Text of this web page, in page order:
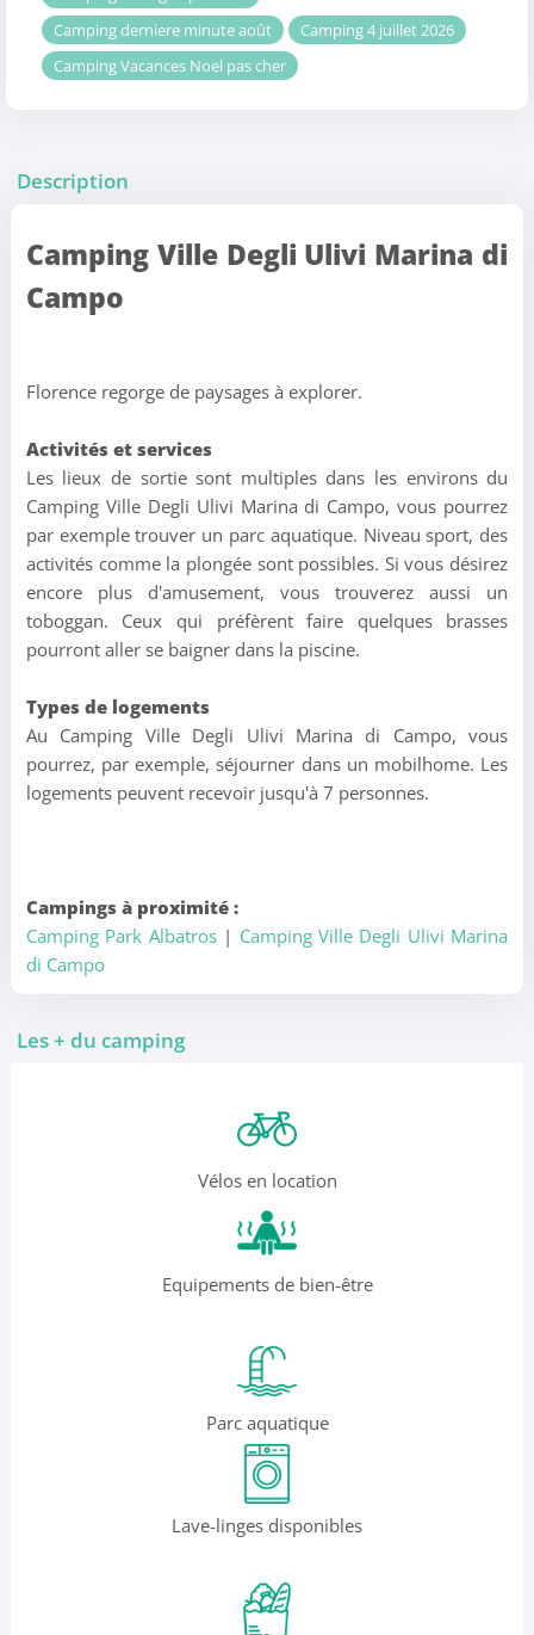
Camping derniere minute août
Camping 4 juillet 2026
Camping Vacances Noel pas cher
Description
Camping Ville Degli Ulivi Marina di
Campo
Florence regorge de paysages à explorer.
Activités et services
Les lieux de sortie sont multiples dans les environs du
Camping Ville Degli Ulivi Marina di Campo, vous pourrez
par exemple trouver un parc aquatique. Niveau sport, des
activités comme la plongée sont possibles. Si vous désirez
encore plus d'amusement, vous trouverez aussi un
toboggan. Ceux qui préfèrent faire quelques brasses
pourront aller se baigner dans la piscine.
Types de logements
Au Camping Ville Degli Ulivi Marina di Campo, vous
pourrez, par exemple, séjourner dans un mobilhome. Les
logements peuvent recevoir jusqu'à 7 personnes.
Campings à proximité :
Camping Park Albatros| Camping Ville Degli Ulivi Marina
di Campo
Les + du camping
Vélos en location
Equipements de bien-être
Parc aquatique
Lave-linges disponibles